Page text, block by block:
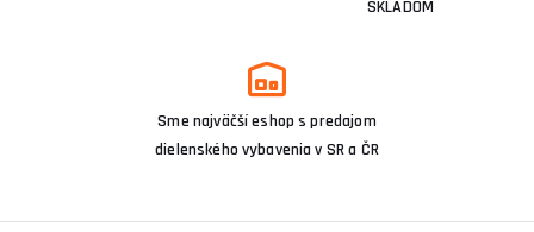
SKLADOM
Sme najväčší eshop s predajom
dielenského vybavenia v SR a ČR